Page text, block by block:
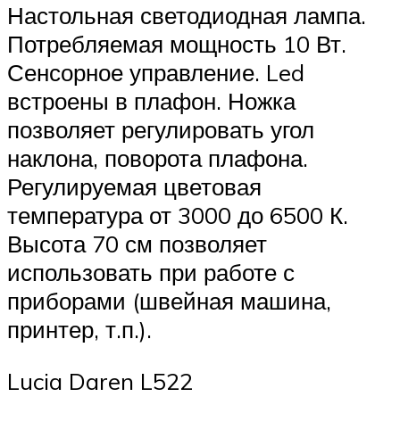
Настольная светодиодная лампа.
Потребляемая мощность 10 Вт.
Сенсорное управление. Led
встроены в плафон. Ножка
позволяет регулировать угол
наклона, поворота плафона.
Регулируемая цветовая
температура от 3000 до 6500 К.
Высота 70 см позволяет
использовать при работе с
приборами (швейная машина,
принтер, т.п.).
Lucia Daren L522